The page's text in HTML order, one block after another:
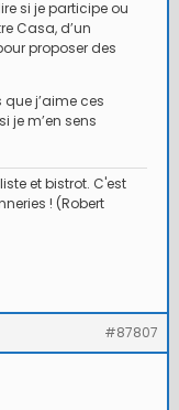
si je participe ou
Casa, d’un
proposer des
j’aime ces
je m’en sens
et bistrot. C'est
! (Robert
#87807